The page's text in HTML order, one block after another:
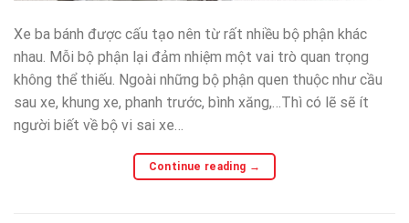
Xe ba bánh được cấu tạo nên từ rất nhiều bộ phận khác
nhau. Mỗi bộ phận lại đảm nhiệm một vai trò quan trọng
không thể thiếu. Ngoài những bộ phận quen thuộc như cầu
sau xe, khung xe, phanh trước, bình xăng,…Thì có lẽ sẽ ít
người biết về bộ vi sai xe…
Continue reading →